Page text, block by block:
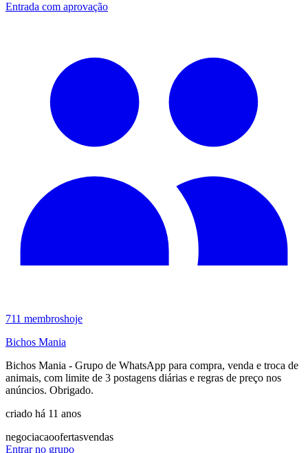
Entrada com aprovação
711 membroshoje
Bichos Mania
Bichos Mania - Grupo de WhatsApp para compra, venda e troca de
animais, com limite de 3 postagens diárias e regras de preço nos
anúncios. Obrigado.
criado há 11 anos
negociacaoofertasvendas
Entrar no grupo